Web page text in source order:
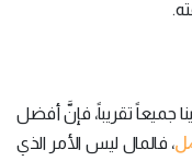
جميعاً تقريباً، فإنَّ أفضل
، فالمال ليس الأمر الذي